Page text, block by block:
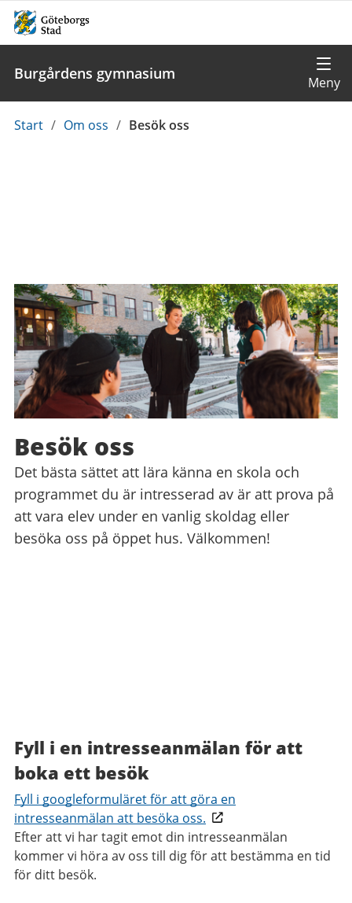
Burgårdens gymnasium
Du
Start / Om oss / Besök oss
Besök oss
Det bästa sättet att lära känna en skola och
programmet du är intresserad av är att prova på
att vara elev under en vanlig skoldag eller
besöka oss på öppet hus. Välkommen!
Fyll i en intresseanmälan för att
boka ett besök
Fyll i googleformuläret för att göra en
intresseanmälan att besöka oss.
Efter att vi har tagit emot din intresseanmälan
kommer vi höra av oss till dig för att bestämma en tid
för ditt besök.